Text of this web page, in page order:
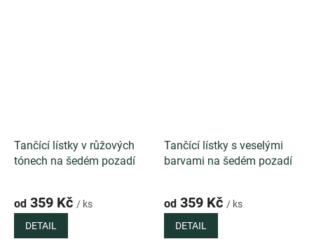
Tančící lístky v růžových
tónech na šedém pozadí
od 359 Kč / ks
DETAIL
Tančící lístky s veselými
barvami na šedém pozadí
od 359 Kč / ks
DETAIL